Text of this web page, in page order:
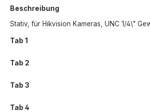
Beschreibung
Stativ, für Hikvision Kameras, UNC 1/4\"
Tab 1
Tab 2
Tab 3
Tab 4